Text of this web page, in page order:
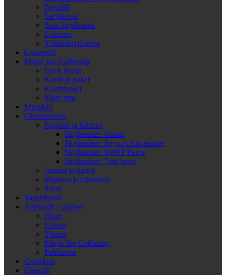
Novellit
Sarjakuvat
Sota kirjallisuus
Uskonto
Viihdekirjallisuus
Lautapelit
Magic the Gathering
Deck Boxit
Kortit ja pakat
Korttisuojat
Muut mtg
Musiikki
Oheistuotteet
Figuurit ja hahmot
Skylanders: Giants
Skylanders: Spyro’s Adventure
Skylanders: SWAP Force
Skylanders: Trap team
Juomat ja karkit
Maalaus ja rakentelu
Muut
Tapahtumat
Artikkelit / Uutiset
Blogi
Uutiset
Yleiset
Magic the Gathering
Pelihuone
Ostoskori
Oma tili